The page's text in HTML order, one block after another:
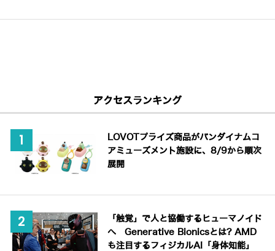
アクセスランキング
LOVOTプライズ商品がバンダイナムコ
アミューズメント施設に、8/9から順次
展開
「触覚」で人と協働するヒューマノイド
へ Generative Bionicsとは? AMD
も注目するフィジカルAI「身体知能」